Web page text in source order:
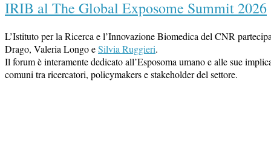
IRIB al The Global Exposome Summit 2026
L’Istituto per la Ricerca e l’Innovazione Biomedica del CNR
Drago, Valeria Longo eSilvia Ruggieri.
Il forum è interamente dedicato all’Esposoma umano e alle sue
comuni tra ricercatori, policymakers e stakeholder del settore.